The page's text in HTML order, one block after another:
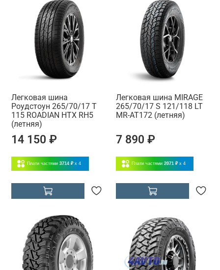
Легковая шина
Роудстоун 265/70/17 T
115 ROADIAN HTX RH5
(летняя)
14 150 ₽
Плати частями 3714 ₽ x 4
Легковая шина MIRAGE
265/70/17 S 121/118 LT
MR-AT172 (летняя)
7 890 ₽
Плати частями 2071 ₽ x 4